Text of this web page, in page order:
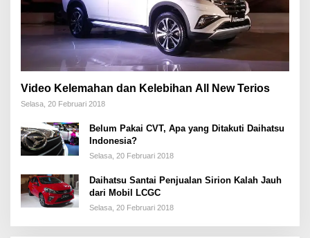
Video Kelemahan dan Kelebihan All New Terios
Selasa, 20 Februari 2018
Belum Pakai CVT, Apa yang Ditakuti Daihatsu
Indonesia?
Selasa, 20 Februari 2018
Daihatsu Santai Penjualan Sirion Kalah Jauh
dari Mobil LCGC
Selasa, 20 Februari 2018